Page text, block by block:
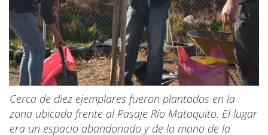
Cerca de diez ejemplares fueron plantados en la
zona ubicada frente al Pasaje Río Mataquito. El lugar
era un espacio abandonado y de la mano de la